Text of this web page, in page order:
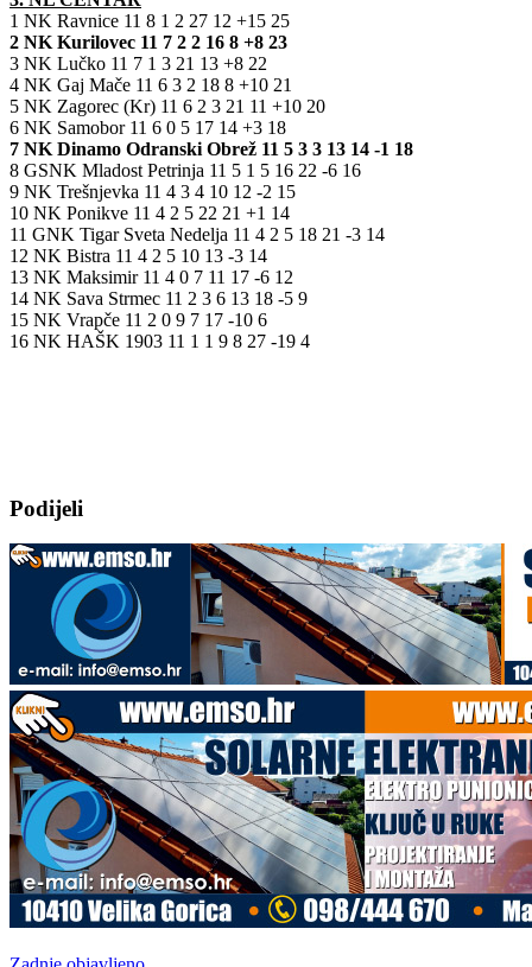
1 NK Ravnice 11 8 1 2 27 12 +15 25
2 NK Kurilovec 11 7 2 2 16 8 +8 23
3 NK Lučko 11 7 1 3 21 13 +8 22
4 NK Gaj Mače 11 6 3 2 18 8 +10 21
5 NK Zagorec (Kr) 11 6 2 3 21 11 +10 20
6 NK Samobor 11 6 0 5 17 14 +3 18
7 NK Dinamo Odranski Obrež 11 5 3 3 13 14 -1 18
8 GSNK Mladost Petrinja 11 5 1 5 16 22 -6 16
9 NK Trešnjevka 11 4 3 4 10 12 -2 15
10 NK Ponikve 11 4 2 5 22 21 +1 14
11 GNK Tigar Sveta Nedelja 11 4 2 5 18 21 -3 14
12 NK Bistra 11 4 2 5 10 13 -3 14
13 NK Maksimir 11 4 0 7 11 17 -6 12
14 NK Sava Strmec 11 2 3 6 13 18 -5 9
15 NK Vrapče 11 2 0 9 7 17 -10 6
16 NK HAŠK 1903 11 1 1 9 8 27 -19 4
Podijeli